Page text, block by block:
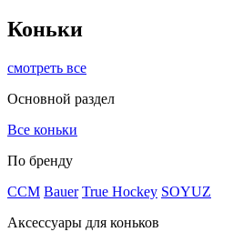
Коньки
смотреть все
Основной раздел
Все коньки
По бренду
ССМ Bauer True Hockey SOYUZ
Аксессуары для коньков